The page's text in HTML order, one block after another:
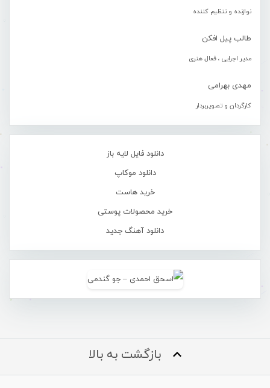
نوازنده و تنظیم کننده
طالب پیل افکن
مدیر اجرایی ، فعال هنری
مهدی بهرامی
کارگردان و تصویربردار
دانلود فایل لایه باز
دانلود موکاپ
خرید هاست
خرید محصولات پوستی
دانلود آهنگ جدید
بازگشت به بالا